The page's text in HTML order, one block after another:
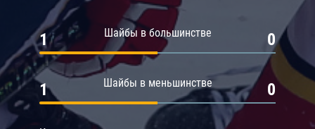
Шайбы в большинстве
1 0
Шайбы в меньшинстве
1 0